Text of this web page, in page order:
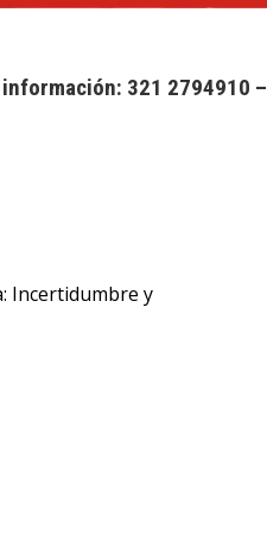
información: 321 2794910 –
Incertidumbre y